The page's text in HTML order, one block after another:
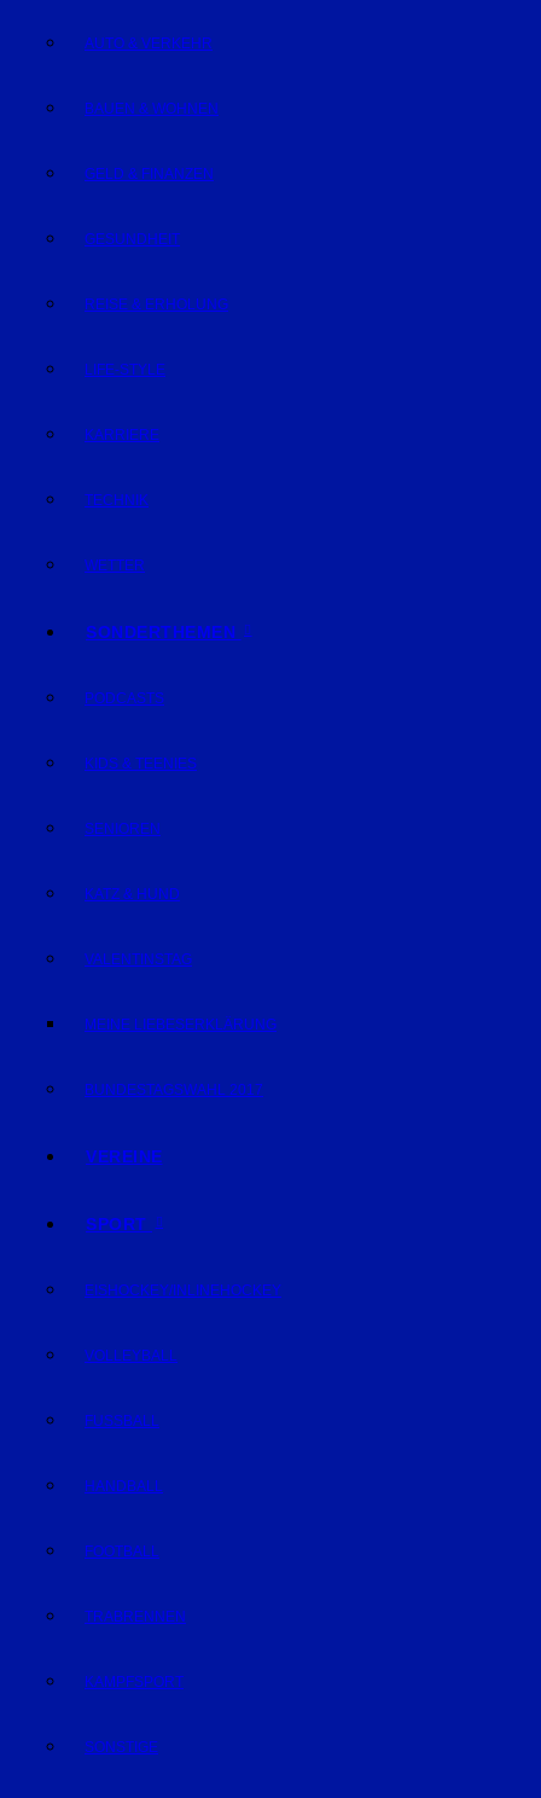
AUTO & VERKEHR
BAUEN & WOHNEN
GELD & FINANZEN
GESUNDHEIT
REISE & ERHOLUNG
LIFE-STYLE
KARRIERE
TECHNIK
WETTER
SONDERTHEMEN
PODCASTS
KIDS & TEENIES
SENIOREN
KATZ & HUND
VALENTINSTAG
MEINE LIEBESERKLÄRUNG
BUNDESTAGSWAHL 2017
VEREINE
SPORT
EISHOCKEY/INLINEHOCKEY
VOLLEYBALL
FUSSBALL
HANDBALL
FOOTBALL
TRABRENNEN
KAMPFSPORT
SONSTIGE